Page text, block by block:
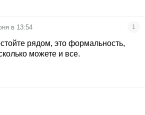
в 13:54 1
рядом, это формальность,
можете и все.